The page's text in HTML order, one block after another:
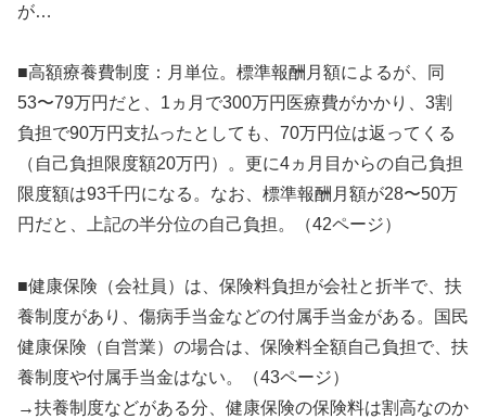
が…
■高額療養費制度：月単位。標準報酬月額によるが、同
53〜79万円だと、1ヵ月で300万円医療費がかかり、3割
負担で90万円支払ったとしても、70万円位は返ってくる
（自己負担限度額20万円）。更に4ヵ月目からの自己負担
限度額は93千円になる。なお、標準報酬月額が28〜50万
円だと、上記の半分位の自己負担。（42ページ）
■健康保険（会社員）は、保険料負担が会社と折半で、扶
養制度があり、傷病手当金などの付属手当金がある。国民
健康保険（自営業）の場合は、保険料全額自己負担で、扶
養制度や付属手当金はない。（43ページ）
→扶養制度などがある分、健康保険の保険料は割高なのか